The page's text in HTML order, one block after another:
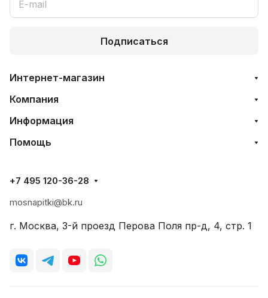
Подписаться
Интернет-магазин
Компания
Информация
Помощь
+7 495 120-36-28
mosnapitki@bk.ru
г. Москва, 3-й проезд Перова Поля пр-д, 4, стр. 1